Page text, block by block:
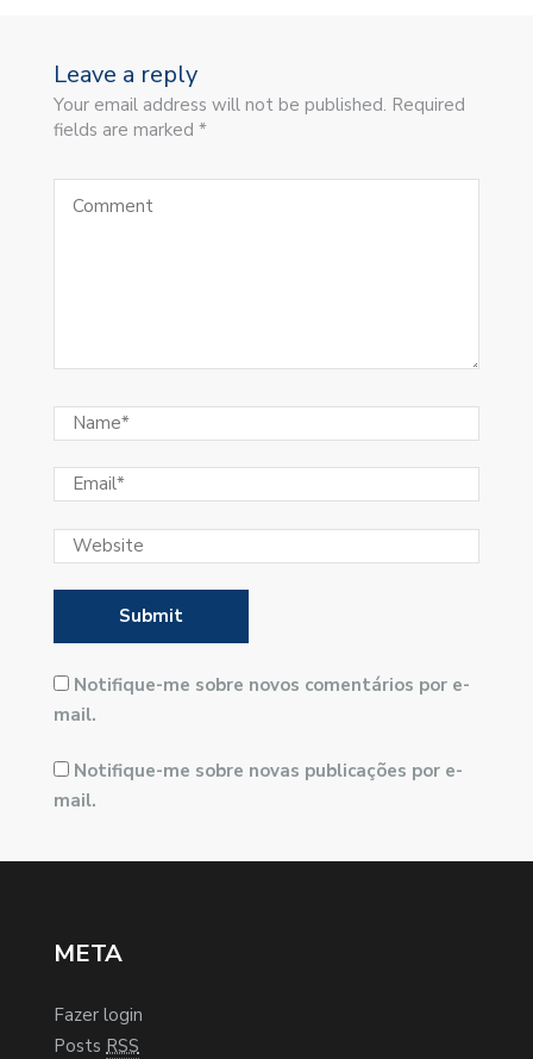
Leave a reply
Your email address will not be published. Required
fields are marked *
Notifique-me sobre novos comentários por e-
mail.
Notifique-me sobre novas publicações por e-
mail.
META
Fazer login
Posts RSS